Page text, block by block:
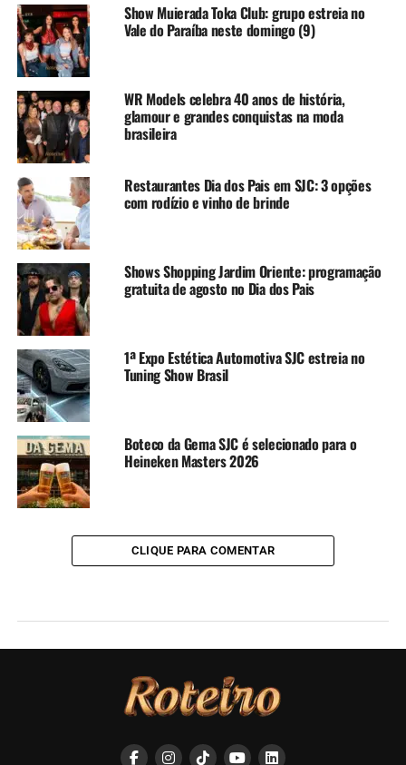
Show Muierada Toka Club: grupo estreia no
Vale do Paraíba neste domingo (9)
WR Models celebra 40 anos de história,
glamour e grandes conquistas na moda
brasileira
Restaurantes Dia dos Pais em SJC: 3 opções
com rodízio e vinho de brinde
Shows Shopping Jardim Oriente: programação
gratuita de agosto no Dia dos Pais
1ª Expo Estética Automotiva SJC estreia no
Tuning Show Brasil
Boteco da Gema SJC é selecionado para o
Heineken Masters 2026
CLIQUE PARA COMENTAR